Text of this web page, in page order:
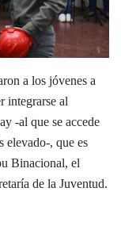
a los jóvenes a
integrarse al
-al que se accede
elevado-, que es
Binacional, el
de la Juventud.